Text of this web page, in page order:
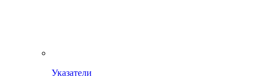
Указатели